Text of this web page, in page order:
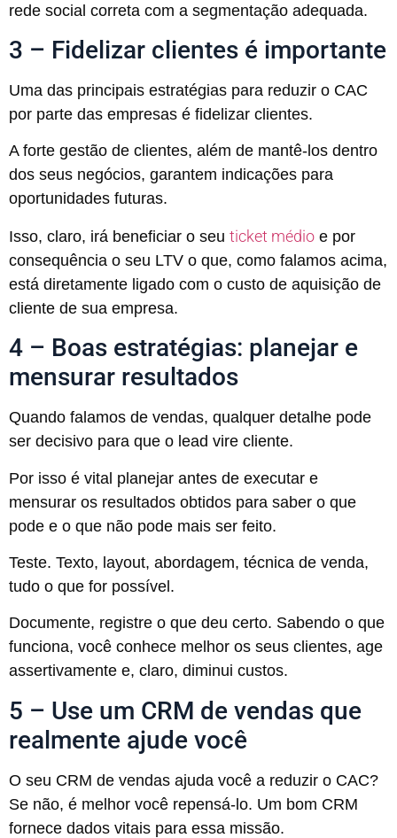
rede social correta com a segmentação adequada.
3 – Fidelizar clientes é importante
Uma das principais estratégias para reduzir o CAC
por parte das empresas é fidelizar clientes.
A forte gestão de clientes, além de mantê-los dentro
dos seus negócios, garantem indicações para
oportunidades futuras.
Isso, claro, irá beneficiar o seu ticket médio e por
consequência o seu LTV o que, como falamos acima,
está diretamente ligado com o custo de aquisição de
cliente de sua empresa.
4 – Boas estratégias: planejar e
mensurar resultados
Quando falamos de vendas, qualquer detalhe pode
ser decisivo para que o lead vire cliente.
Por isso é vital planejar antes de executar e
mensurar os resultados obtidos para saber o que
pode e o que não pode mais ser feito.
Teste. Texto, layout, abordagem, técnica de venda,
tudo o que for possível.
Documente, registre o que deu certo. Sabendo o que
funciona, você conhece melhor os seus clientes, age
assertivamente e, claro, diminui custos.
5 – Use um CRM de vendas que
realmente ajude você
O seu CRM de vendas ajuda você a reduzir o CAC?
Se não, é melhor você repensá-lo. Um bom CRM
fornece dados vitais para essa missão.